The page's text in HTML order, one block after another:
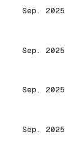
Sep. 2025
Sep. 2025
Sep. 2025
Sep. 2025